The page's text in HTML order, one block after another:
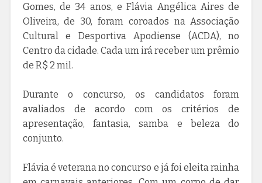
Gomes, de 34 anos, e Flávia Angélica Aires de
Oliveira, de 30, foram coroados na Associação
Cultural e Desportiva Apodiense (ACDA), no
Centro da cidade. Cada um irá receber um prêmio
de R$ 2 mil.
Durante o concurso, os candidatos foram
avaliados de acordo com os critérios de
apresentação, fantasia, samba e beleza do
conjunto.
Flávia é veterana no concurso e já foi eleita rainha